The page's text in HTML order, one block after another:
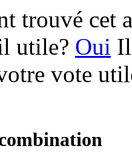
trouvé cet
utile? Oui
vote